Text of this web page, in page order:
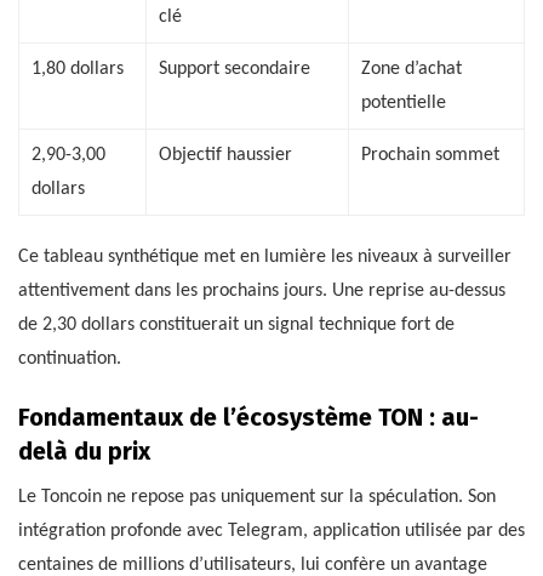
clé
1,80 dollars Support secondaire
Zone d’achat
potentielle
2,90-3,00
dollars
Objectif haussier Prochain sommet
Ce tableau synthétique met en lumière les niveaux à surveiller
attentivement dans les prochains jours. Une reprise au-dessus
de 2,30 dollars constituerait un signal technique fort de
continuation.
Fondamentaux de l’écosystème TON : au-
delà du prix
Le Toncoin ne repose pas uniquement sur la spéculation. Son
intégration profonde avec Telegram, application utilisée par des
centaines de millions d’utilisateurs, lui confère un avantage